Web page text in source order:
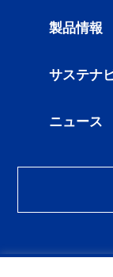
製品情報
サステナ
ニュース